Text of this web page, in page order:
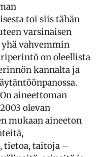
toi siis tähän
varsinaisen
vahvemmin
on oleellista
kannalta ja
aineettoman
olevan
mukaan aineeton
tietoa, taitoja –